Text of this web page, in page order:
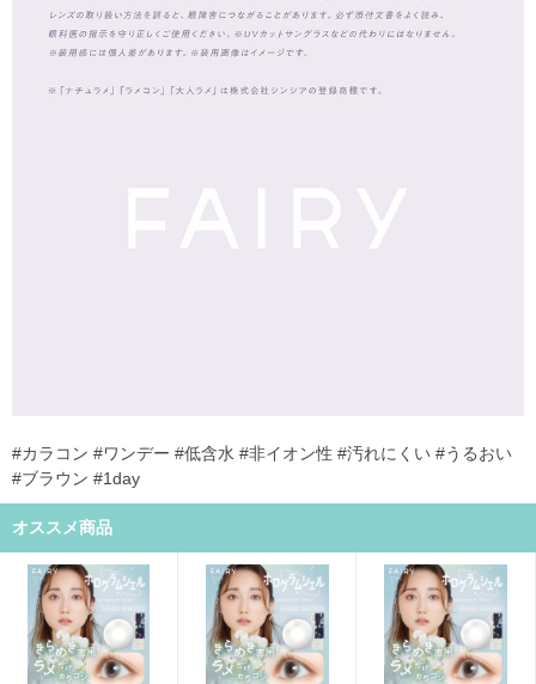
#カラコン #ワンデー #低含水 #非イオン性 #汚れにくい #うるおい
#ブラウン #1day
オススメ商品